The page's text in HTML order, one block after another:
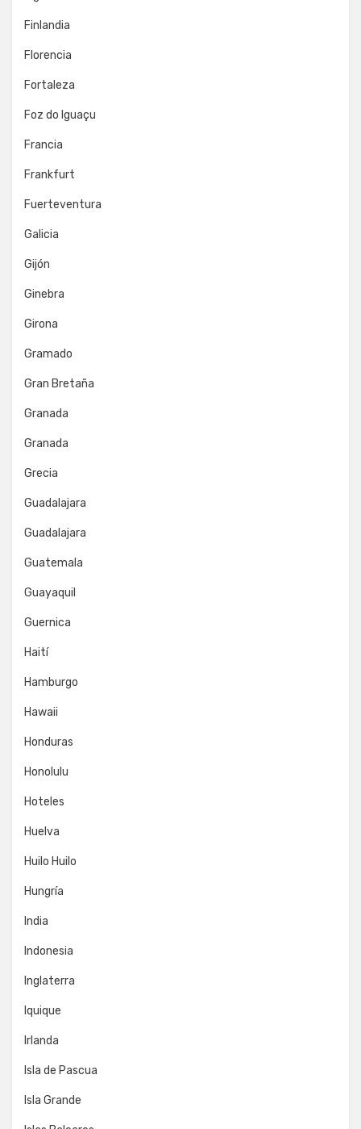
Finlandia
Florencia
Fortaleza
Foz do Iguaçu
Francia
Frankfurt
Fuerteventura
Galicia
Gijón
Ginebra
Girona
Gramado
Gran Bretaña
Granada
Granada
Grecia
Guadalajara
Guadalajara
Guatemala
Guayaquil
Guernica
Haití
Hamburgo
Hawaii
Honduras
Honolulu
Hoteles
Huelva
Huilo Huilo
Hungría
India
Indonesia
Inglaterra
Iquique
Irlanda
Isla de Pascua
Isla Grande